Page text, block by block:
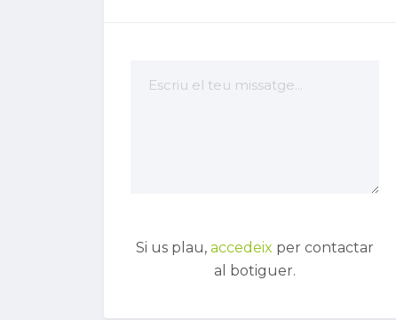
Si us plau, accedeix per contactar
al botiguer.